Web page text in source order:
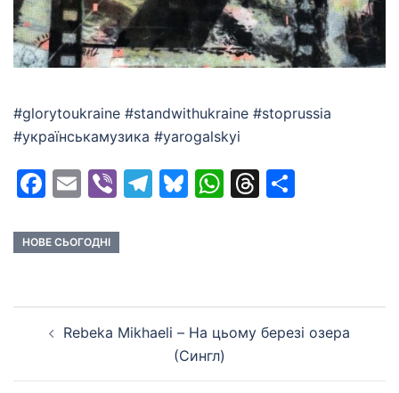
#glorytoukraine #standwithukraine #stoprussia
#українськамузика #yarogalskyi
Facebook
EmailViberTelegram
Bluesky
WhatsApp
Threads
НОВЕ СЬОГОДНІ
navigation
Rebeka Mikhaeli – На цьому березі озера
(Сингл)